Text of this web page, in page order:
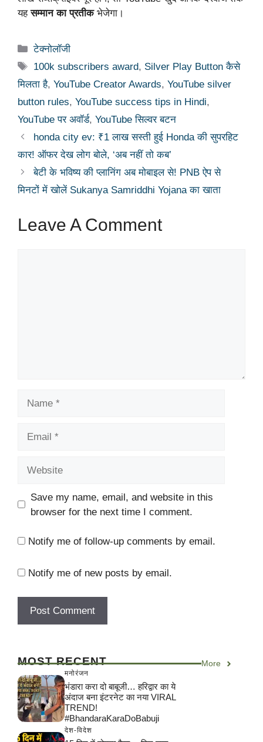
यहसम्मान का प्रतीकभेजेगा।
Categories
टेक्नोलॉजी
Tags
100k subscribers award, Silver Play Button कैसे
मिलता है, YouTube Creator Awards, YouTube silver
button rules, YouTube success tips in Hindi,
YouTube पर अवॉर्ड, YouTube सिल्वर बटन
honda city ev: ₹1 लाख सस्ती हुई Honda की सुपरहिट
कार! ऑफर देख लोग बोले, ‘अब नहीं तो कब’
बेटी के भविष्य की प्लानिंग अब मोबाइल से! PNB ऐप से
मिनटों में खोलें Sukanya Samriddhi Yojana का खाता
Leave A Comment
Save my name, email, and website in this
browser for the next time I comment.
Notify me of follow-up comments by email.
Notify me of new posts by email.
MOST RECENT More
मनोरंजन
भंडारा करा दो बाबूजी… हरिद्वार का ये
अंदाज बना इंटरनेट का नया VIRAL
TREND!
#BhandaraKaraDoBabuji
देश-विदेश